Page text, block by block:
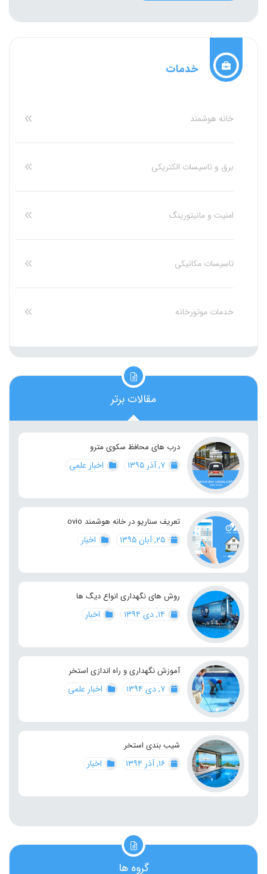
خدمات
خانه هوشمند
برق و تاسیسات الکتریکی
امنیت و مانیتورینگ
تاسیسات مکانیکی
خدمات موتورخانه
مقالات برتر
درب های محافظ سکوی مترو
اخبار علمی
تعریف سناریو در خانه هوشمند ovio
اخبار
روش های نگهداری انواع دیگ ها
اخبار
آموزش نگهداری و راه اندازی استخر
اخبار علمی
شیب بندی استخر
اخبار
گروه ها